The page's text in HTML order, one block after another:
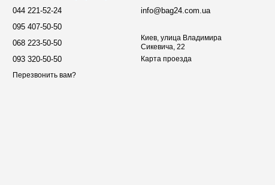
044 221-52-24
095 407-50-50
068 223-50-50
093 320-50-50
Перезвонить вам?
info@bag24.com.ua
Киев, улица Владимира
Сикевича, 22
Карта проезда